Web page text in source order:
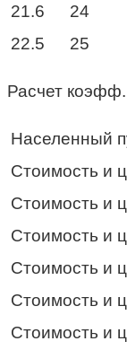
21.6 24
22.5 25
Расчет
Населенный
Стоимость и
Стоимость и
Стоимость и
Стоимость и
Стоимость и
Стоимость и